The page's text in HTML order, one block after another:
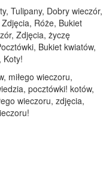
Tulipany, Dobry wieczór,
Róże, Bukiet
Zdjęcia, życzę
Bukiet kwiatów,
Koty!
miłego wieczoru,
pocztówki! kotów,
wieczoru, zdjęcia,